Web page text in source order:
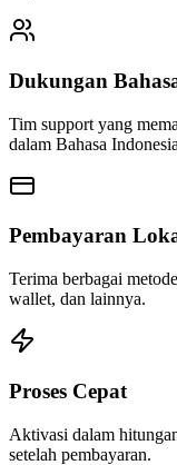
Dukungan
Tim support yang
dalam Bahasa
Pembayaran
Terima berbagai
wallet, dan lainnya.
Proses Cepat
Aktivasi dalam
setelah pembayaran.